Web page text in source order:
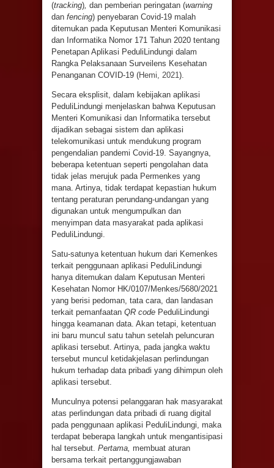
(tracking), dan pemberian peringatan (warning
dan fencing) penyebaran Covid-19 malah
ditemukan pada Keputusan Menteri Komunikasi
dan Informatika Nomor 171 Tahun 2020 tentang
Penetapan Aplikasi PeduliLindungi dalam
Rangka Pelaksanaan Surveilens Kesehatan
Penanganan COVID-19 (Hemi, 2021).
Secara eksplisit, dalam kebijakan aplikasi
PeduliLindungi menjelaskan bahwa Keputusan
Menteri Komunikasi dan Informatika tersebut
dijadikan sebagai sistem dan aplikasi
telekomunikasi untuk mendukung program
pengendalian pandemi Covid-19. Sayangnya,
beberapa ketentuan seperti pengolahan data
tidak jelas merujuk pada Permenkes yang
mana. Artinya, tidak terdapat kepastian hukum
tentang peraturan perundang-undangan yang
digunakan untuk mengumpulkan dan
menyimpan data masyarakat pada aplikasi
PeduliLindungi.
Satu-satunya ketentuan hukum dari Kemenkes
terkait penggunaan aplikasi PeduliLindungi
hanya ditemukan dalam Keputusan Menteri
Kesehatan Nomor HK/0107/Menkes/5680/2021
yang berisi pedoman, tata cara, dan landasan
terkait pemanfaatan QR code PeduliLindungi
hingga keamanan data. Akan tetapi, ketentuan
ini baru muncul satu tahun setelah peluncuran
aplikasi tersebut. Artinya, pada jangka waktu
tersebut muncul ketidakjelasan perlindungan
hukum terhadap data pribadi yang dihimpun oleh
aplikasi tersebut.
Munculnya potensi pelanggaran hak masyarakat
atas perlindungan data pribadi di ruang digital
pada penggunaan aplikasi PeduliLindungi, maka
terdapat beberapa langkah untuk mengantisipasi
hal tersebut. Pertama, membuat aturan
bersama terkait pertanggungjawaban